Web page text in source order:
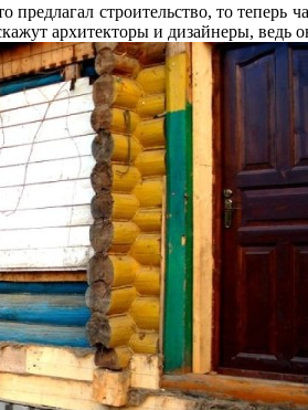
предлагал строительство, то
архитекторы и дизайнеры,